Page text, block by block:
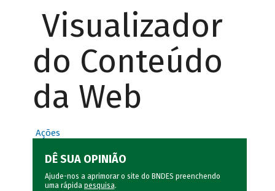
Visualizador
do Conteúdo
da Web
Ações
DÊ SUA OPINIÃO
Ajude-nos a aprimorar o site do BNDES preenchendo
uma rápida pesquisa.